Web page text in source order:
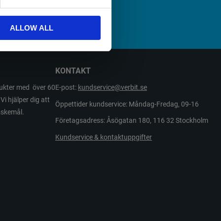
ALLOW ALL
med över 60
hjälper dig att
KONTAKT
E-post: kundservice@verbit.se
Öppettider kundservice: Måndag-Fredag, 09-16
Företagsadress: Åsögatan 180, 116 32 Stockholm
Kundservice & kontaktuppgifter